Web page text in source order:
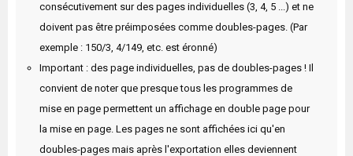
consécutivement sur des pages individuelles (3, 4, 5 ...) et ne
doivent pas être préimposées comme doubles-pages. (Par
exemple : 150/3, 4/149, etc. est éronné)
Important : des page individuelles, pas de doubles-pages ! Il
convient de noter que presque tous les programmes de
mise en page permettent un affichage en double page pour
la mise en page. Les pages ne sont affichées ici qu'en
doubles-pages mais après l'exportation elles deviennent